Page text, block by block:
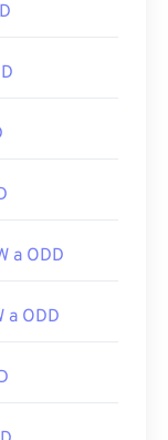
a ODD
a ODD